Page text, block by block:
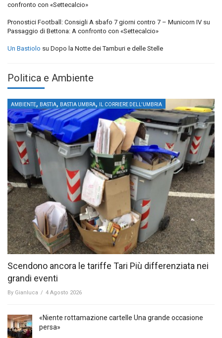
confronto con «Settecalcio»
Pronostici Football: Consigli A sbafo 7 giorni contro 7 – Municorn IV su
Passaggio di Bettona: A confronto con «Settecalcio»
Un Bastiolo su Dopo la Notte dei Tamburi e delle Stelle
Politica e Ambiente
AMBIENTE, BASTIA, BASTIA UMBRA, IL CORRIERE DELL'UMBRIA
Scendono ancora le tariffe Tari Più differenziata nei
grandi eventi
By Gianluca / 4 Agosto 2026
«Niente rottamazione cartelle Una grande occasione
persa»